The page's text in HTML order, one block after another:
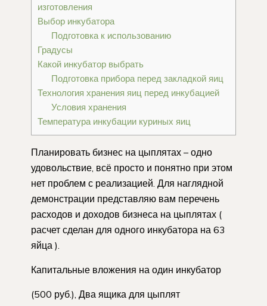
изготовления
Выбор инкубатора
Подготовка к использованию
Градусы
Какой инкубатор выбрать
Подготовка прибора перед закладкой яиц
Технология хранения яиц перед инкубацией
Условия хранения
Температура инкубации куриных яиц
Планировать бизнес на цыплятах – одно
удовольствие, всё просто и понятно при этом
нет проблем с реализацией. Для наглядной
демонстрации представляю вам перечень
расходов и доходов бизнеса на цыплятах (
расчет сделан для одного инкубатора на 63
яйца ).
Капитальные вложения на один инкубатор
(500 руб.), Два ящика для цыплят